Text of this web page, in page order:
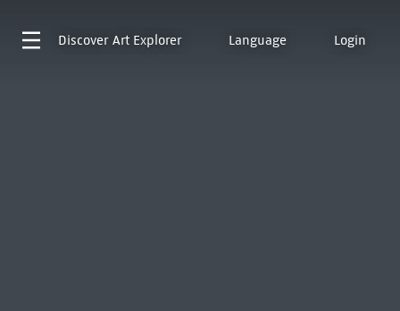
Discover Art Explorer Language Login